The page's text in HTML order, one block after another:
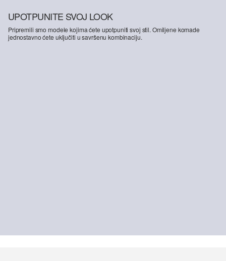
UPOTPUNITE SVOJ LOOK
Pripremili smo modele kojima ćete upotpuniti svoj stil. Omiljene komade
jednostavno ćete uključiti u savršenu kombinaciju.